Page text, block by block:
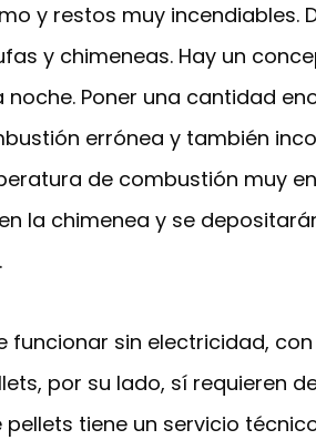
y restos muy incendiables.
y chimeneas. Hay un
Poner una cantidad
errónea y también
de combustión muy
la chimenea y se
funcionar sin electricidad,
por su lado, sí requieren
tiene un servicio